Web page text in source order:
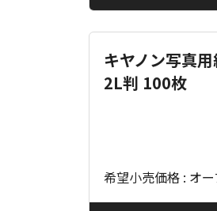
キヤノン写真
2L判 100枚
希望小売価格 : オ